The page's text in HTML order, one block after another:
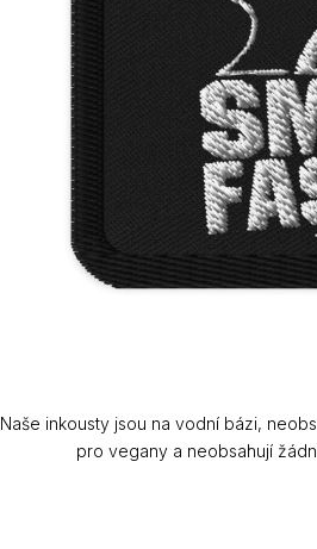
Naše inkousty jsou na vodní bázi,
pro vegany a neobsahují